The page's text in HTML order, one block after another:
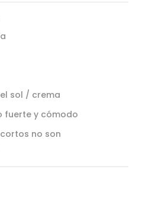
sol / crema
fuerte y cómodo
no son